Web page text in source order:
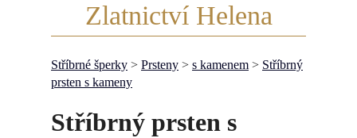
Zlatnictví Helena
Stříbrné šperky > Prsteny > s kamenem > Stříbrný
prsten s kameny
Stříbrný prsten s